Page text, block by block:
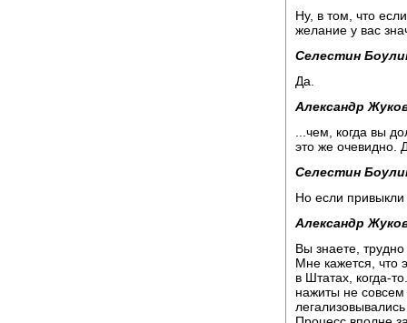
Ну, в том, что
желание у вас
Селестин
Да.
Александр
...чем, когда вы
это же очевидно.
Селестин
Но если привыкли
Александр
Вы знаете,
Мне кажется, что
в Штатах, когда-
нажиты не совсем